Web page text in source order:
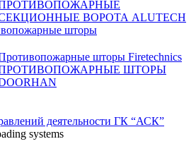
ВОРОТА ALUTECH
шторы
шторы Firetechnics
ШТОРЫ
деятельности ГК “АСК”
systems